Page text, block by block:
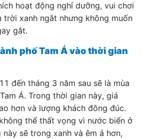
hoạt động nghỉ dưỡng, vui chơi
trời xanh ngắt nhưng không muốn
gắt.
phố Tam Á vào thời gian
đến tháng 3 năm sau sẽ là mùa
Á. Trong thời gian này, giá
hơn và lượng khách đông đúc.
thể thất vọng vì nước biển ở
này sẽ trong xanh và êm ả hơn,